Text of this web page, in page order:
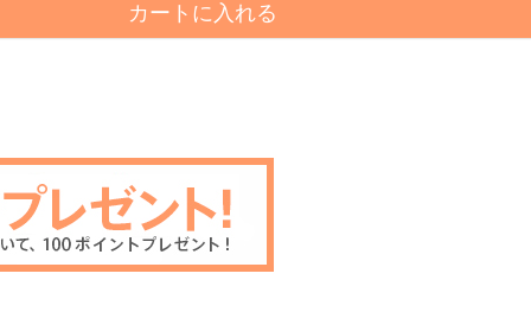
カートに入れる